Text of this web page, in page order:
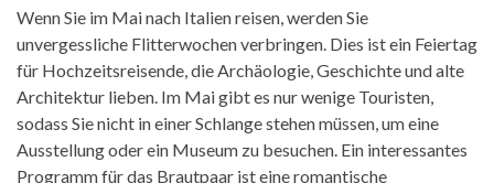
Wenn Sie im Mai nach Italien reisen, werden Sie
unvergessliche Flitterwochen verbringen. Dies ist ein Feiertag
für Hochzeitsreisende, die Archäologie, Geschichte und alte
Architektur lieben. Im Mai gibt es nur wenige Touristen,
sodass Sie nicht in einer Schlange stehen müssen, um eine
Ausstellung oder ein Museum zu besuchen. Ein interessantes
Programm für das Brautpaar ist eine romantische